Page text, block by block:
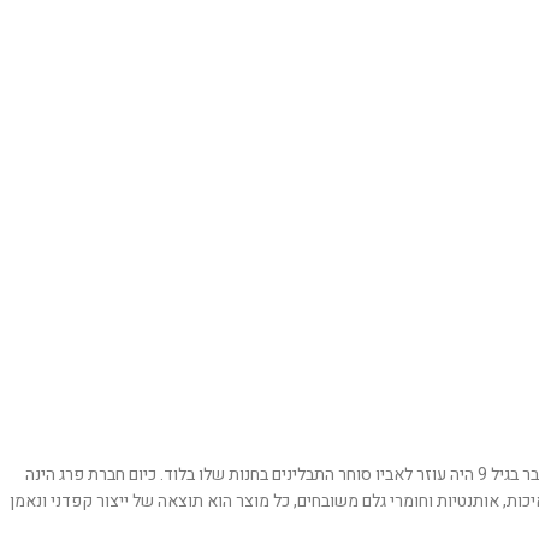
בשנת 1980 פתח חיים את החנות הראשונה של "תבליני פרג" באילת. חיים הוא דור שלישי לתבלינאים, הוא נולד לתוך עולם של טעמים וניחוחות במושב זיתן ליד לוד. כבר בגיל 9 היה עוזר לאביו סוחר התבלינים בחנות שלו בלוד. כיום חברת פרג הינה
של החברה מבוססת על איכות, אותנטיות וחומרי גלם משובחים, כל מוצר הוא תוצאה של ייצור קפדני ונאמן